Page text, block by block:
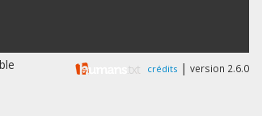
crédits| version 2.6.0